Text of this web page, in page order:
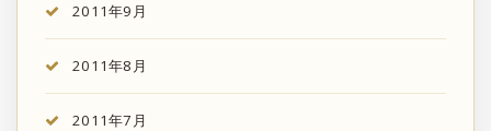
2011年9月
2011年8月
2011年7月